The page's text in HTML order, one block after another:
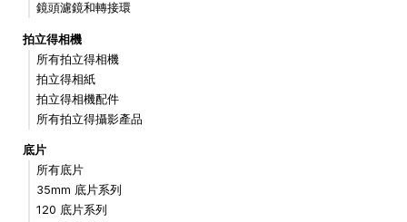
鏡頭濾鏡和轉接環
拍立得相機
所有拍立得相機
拍立得相紙
拍立得相機配件
所有拍立得攝影產品
底片
所有底片
35mm 底片系列
120 底片系列